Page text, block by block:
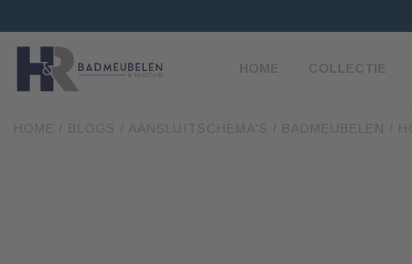
HOME COLLECTIE
HOME BLOGS AANSLUITSCHEMA'S BADMEUBELEN